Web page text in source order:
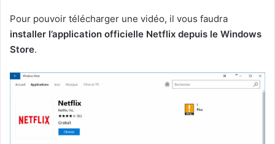
Pour pouvoir télécharger une vidéo, il vous faudra
installer l’application officielle Netflix depuis le Windows
Store.